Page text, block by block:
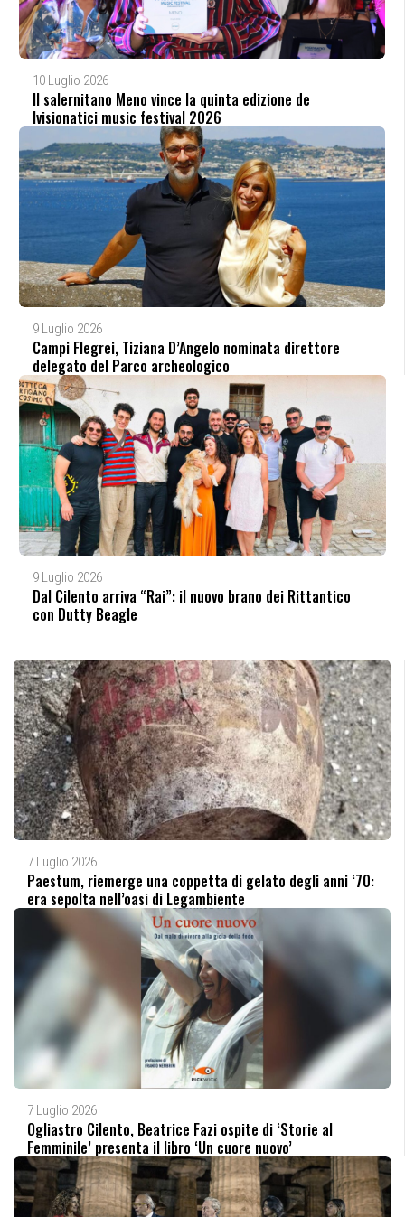
10 Luglio 2026
Il salernitano Meno vince la quinta edizione de
Ivisionatici music festival 2026
9 Luglio 2026
Campi Flegrei, Tiziana D’Angelo nominata direttore
delegato del Parco archeologico
9 Luglio 2026
Dal Cilento arriva “Rai”: il nuovo brano dei Rittantico
con Dutty Beagle
7 Luglio 2026
Paestum, riemerge una coppetta di gelato degli anni ‘70:
era sepolta nell’oasi di Legambiente
7 Luglio 2026
Ogliastro Cilento, Beatrice Fazi ospite di ‘Storie al
Femminile’ presenta il libro ‘Un cuore nuovo’